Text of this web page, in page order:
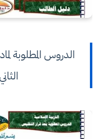
الدروس المطلوبة